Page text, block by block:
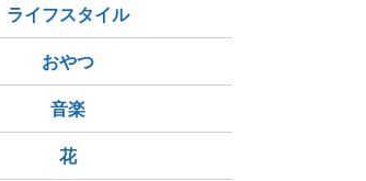
ライフスタイル
おやつ
音楽
花